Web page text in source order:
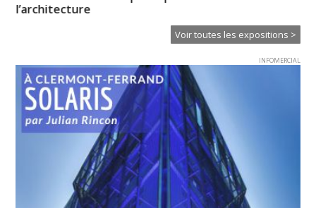
l’architecture
Voir toutes les expositions >
INFOMERCIAL